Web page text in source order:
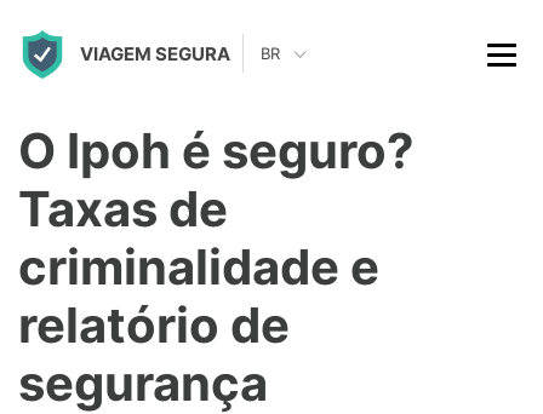
VIAGEM SEGURA BR
O Ipoh é seguro?
Taxas de
criminalidade e
relatório de
segurança